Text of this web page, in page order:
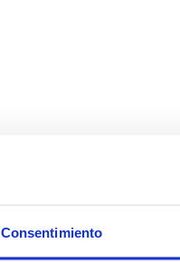
Consentimiento